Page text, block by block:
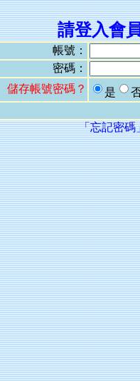
請登入會
帳號：
密碼：
儲存帳號密碼？
是
「忘記密碼